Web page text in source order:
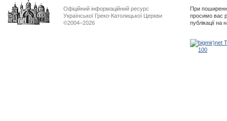
Офіційний інформаційний ресурс
Української Греко-Католицької Церкви
©2004–2026
При
просимо вас
публікації на